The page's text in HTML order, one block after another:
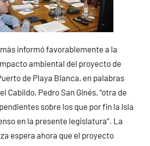
informó favorablemente a la
ambiental del proyecto de
de Playa Blanca, en palabras
Cabildo, Pedro San Ginés, “otra de
sobre los que por fin la Isla
en la presente legislatura”. La
espera ahora que el proyecto